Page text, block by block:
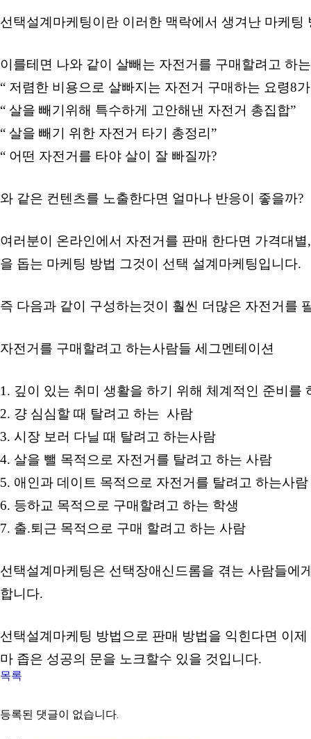
선택설계마케팅이란 이러한 맥락에서 생겨난 마케
이를테면 나와 같이 살빼는 자전거를 구매할려고 하
“ 저렴한 비용으로 살빠지는 자전거 구매하는 요령8
“ 살을 빼기위해 특수하게 고안해낸 자전거 총집합”
“ 살을 빼기 위한 자전거 타기 총정리”
“ 어떤 자전거를 타야 살이 잘 빠질까?
와 같은 컨텐츠를 노출한다면 얼마나 반응이 좋을까?
여러분이 온라인에서 자전거를 판매 한다면 가격대
을 돕는 마케팅 방법 그것이 선택 설계마케팅입니다.
즉 다음과 같이 구성하는것이 훨씬 더많은 자전거를
자전거를 구매할려고 하는사람들 세그멘테이션
1. 깊이 있는 취미 생활을 하기 위해 체계적인 준비를
2. 걍 심심할 때 탈려고 하는 사람
3. 시장 보러 다닐 때 탈려고 하는사람
4. 살을 뺄 목적으로 자전거를 탈려고 하는 사람
5. 애인과 데이트 목적으로 자전거를 탈려고 하는사람
6. 등하교 목적으로 구매할려고 하는 학생
7. 출.퇴근 목적으로 구매 할려고 하는 사람
선택설계마케팅은 선택장애신드롬을 겪는 사람들에
합니다.
선택설계마케팅 방법으로 판매 방법을 익힌다면 이
마 좁은 성공의 문을 노크할수 있을 것입니다.
목록
등록된 댓글이 없습니다.